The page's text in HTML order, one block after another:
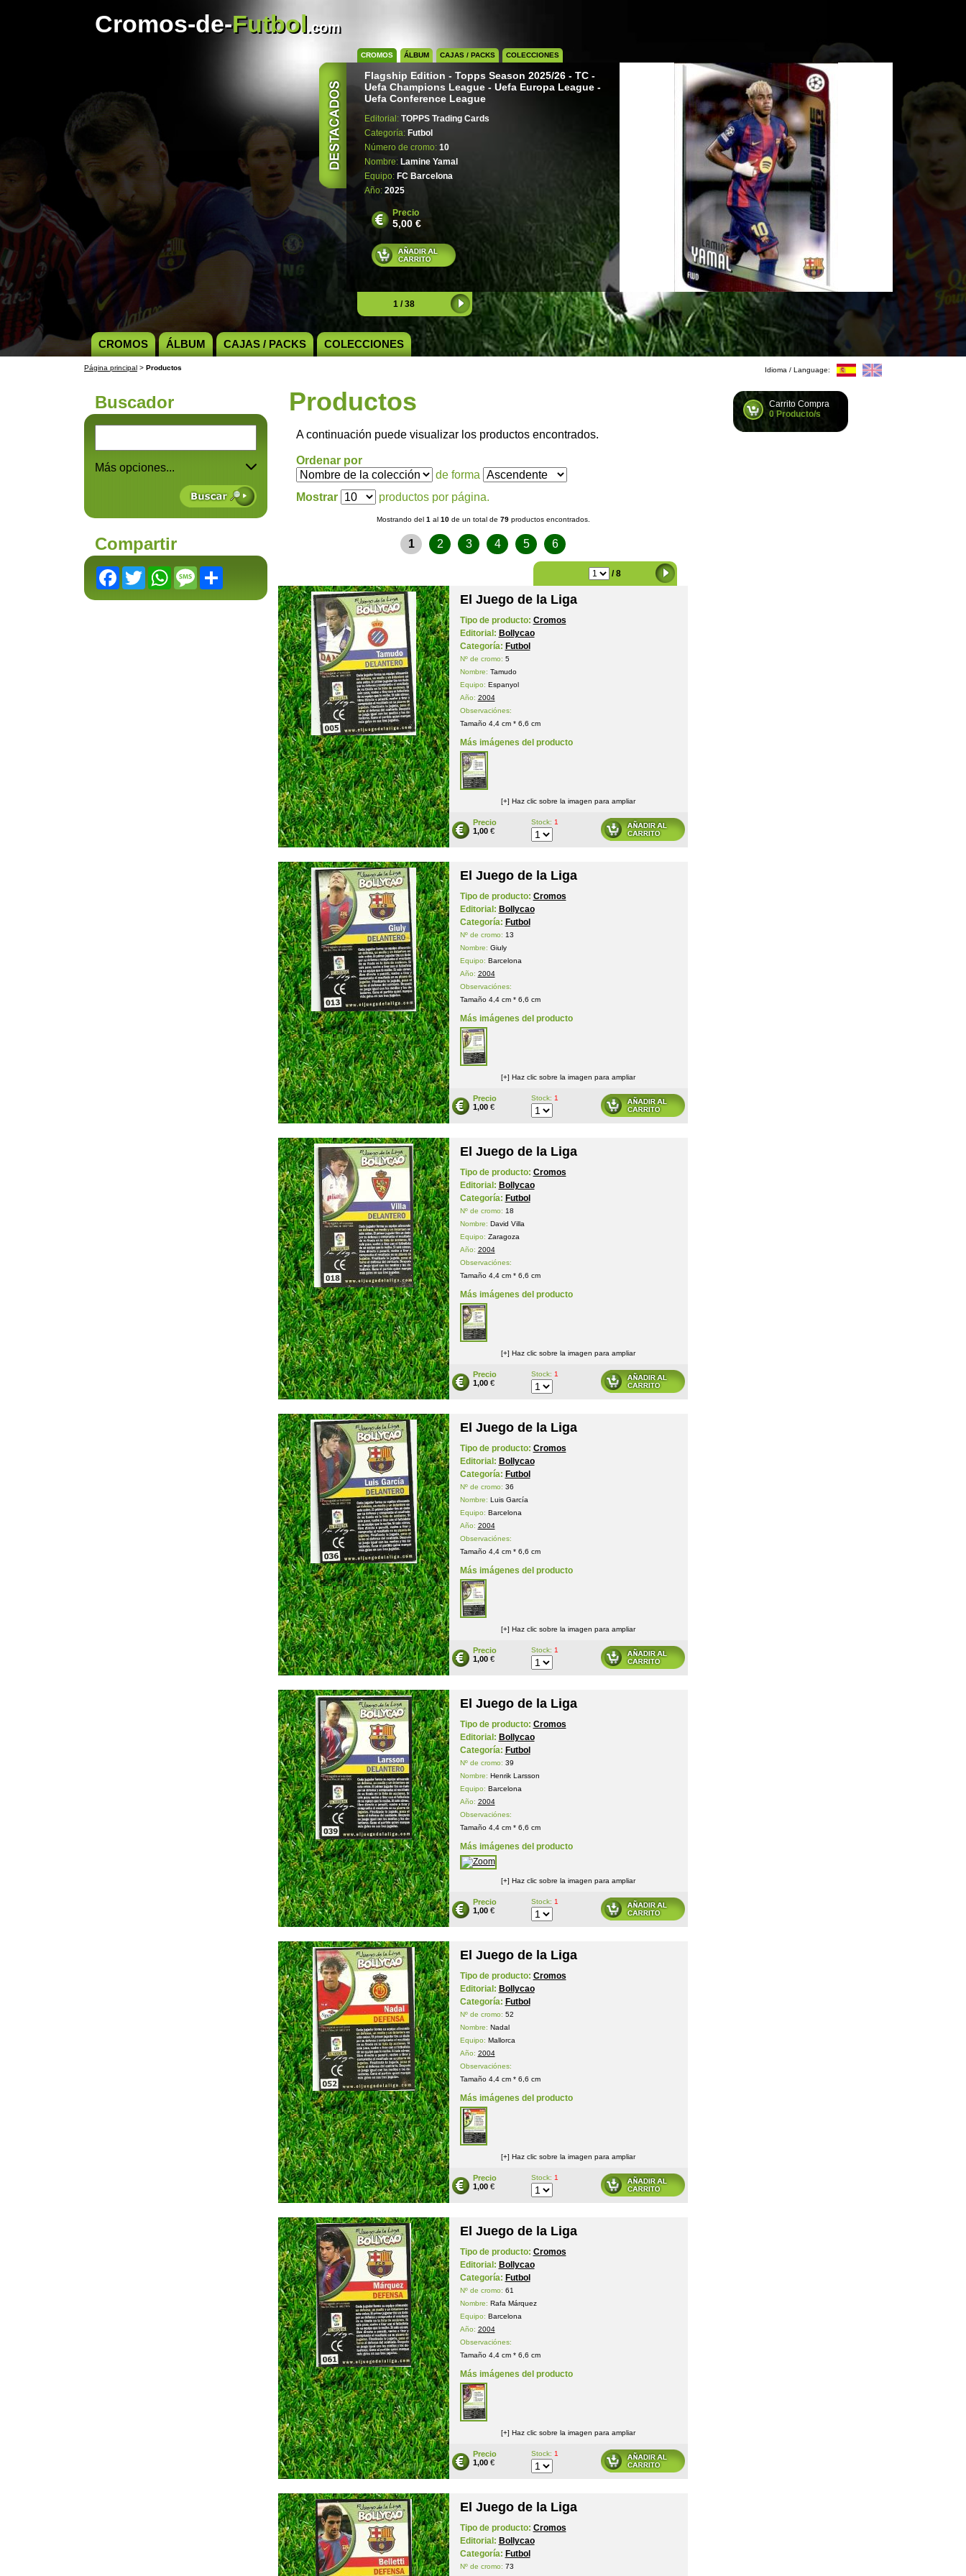
Cromos-de-Futbol.com
CROMOS ÁLBUM CAJAS / PACKS COLECCIONES
Flagship Edition - Topps Season 2025/26 - TC -
Uefa Champions League - Uefa Europa League -
Uefa Conference League
Editorial: TOPPS Trading Cards
Categoría: Futbol
Número de cromo: 10
Nombre: Lamine Yamal
Equipo: FC Barcelona
Año: 2025
Precio
5,00 €
1 / 38
CROMOS ÁLBUM CAJAS / PACKS COLECCIONES
Página principal > Productos Idioma / Language:
Buscador
Más opciones...
Compartir
Facebook
TwitterWhatsApp
Message
Productos
A continuación puede visualizar los productos encontrados.
Ordenar por
de forma
Mostrar
productos por página.
Mostrando del 1 al 10de un total de 79productos encontrados.
1 2 3 4 5 6
/ 8
El Juego de la Liga
Tipo de producto: Cromos
Editorial: Bollycao
Categoría: Futbol
Nº de cromo: 5
Nombre: Tamudo
Equipo: Espanyol
Año: 2004
Observaciónes:
Tamaño 4,4 cm * 6,6 cm
Más imágenes del producto
[+] Haz clic sobre la imagen para ampliar
Precio
1,00€
Stock: 1
El Juego de la Liga
Tipo de producto: Cromos
Editorial: Bollycao
Categoría: Futbol
Nº de cromo: 13
Nombre: Giuly
Equipo: Barcelona
Año: 2004
Observaciónes:
Tamaño 4,4 cm * 6,6 cm
Más imágenes del producto
[+] Haz clic sobre la imagen para ampliar
Precio
1,00€
Stock: 1
El Juego de la Liga
Tipo de producto: Cromos
Editorial: Bollycao
Categoría: Futbol
Nº de cromo: 18
Nombre: David Villa
Equipo: Zaragoza
Año: 2004
Observaciónes:
Tamaño 4,4 cm * 6,6 cm
Más imágenes del producto
[+] Haz clic sobre la imagen para ampliar
Precio
1,00€
Stock: 1
El Juego de la Liga
Tipo de producto: Cromos
Editorial: Bollycao
Categoría: Futbol
Nº de cromo: 36
Nombre: Luis García
Equipo: Barcelona
Año: 2004
Observaciónes:
Tamaño 4,4 cm * 6,6 cm
Más imágenes del producto
[+] Haz clic sobre la imagen para ampliar
Precio
1,00€
Stock: 1
El Juego de la Liga
Tipo de producto: Cromos
Editorial: Bollycao
Categoría: Futbol
Nº de cromo: 39
Nombre: Henrik Larsson
Equipo: Barcelona
Año: 2004
Observaciónes:
Tamaño 4,4 cm * 6,6 cm
Más imágenes del producto
[+] Haz clic sobre la imagen para ampliar
Precio
1,00€
Stock: 1
El Juego de la Liga
Tipo de producto: Cromos
Editorial: Bollycao
Categoría: Futbol
Nº de cromo: 52
Nombre: Nadal
Equipo: Mallorca
Año: 2004
Observaciónes:
Tamaño 4,4 cm * 6,6 cm
Más imágenes del producto
[+] Haz clic sobre la imagen para ampliar
Precio
1,00€
Stock: 1
El Juego de la Liga
Tipo de producto: Cromos
Editorial: Bollycao
Categoría: Futbol
Nº de cromo: 61
Nombre: Rafa Márquez
Equipo: Barcelona
Año: 2004
Observaciónes:
Tamaño 4,4 cm * 6,6 cm
Más imágenes del producto
[+] Haz clic sobre la imagen para ampliar
Precio
1,00€
Stock: 1
El Juego de la Liga
Tipo de producto: Cromos
Editorial: Bollycao
Categoría: Futbol
Nº de cromo: 73
Carrito Compra
0 Producto/s